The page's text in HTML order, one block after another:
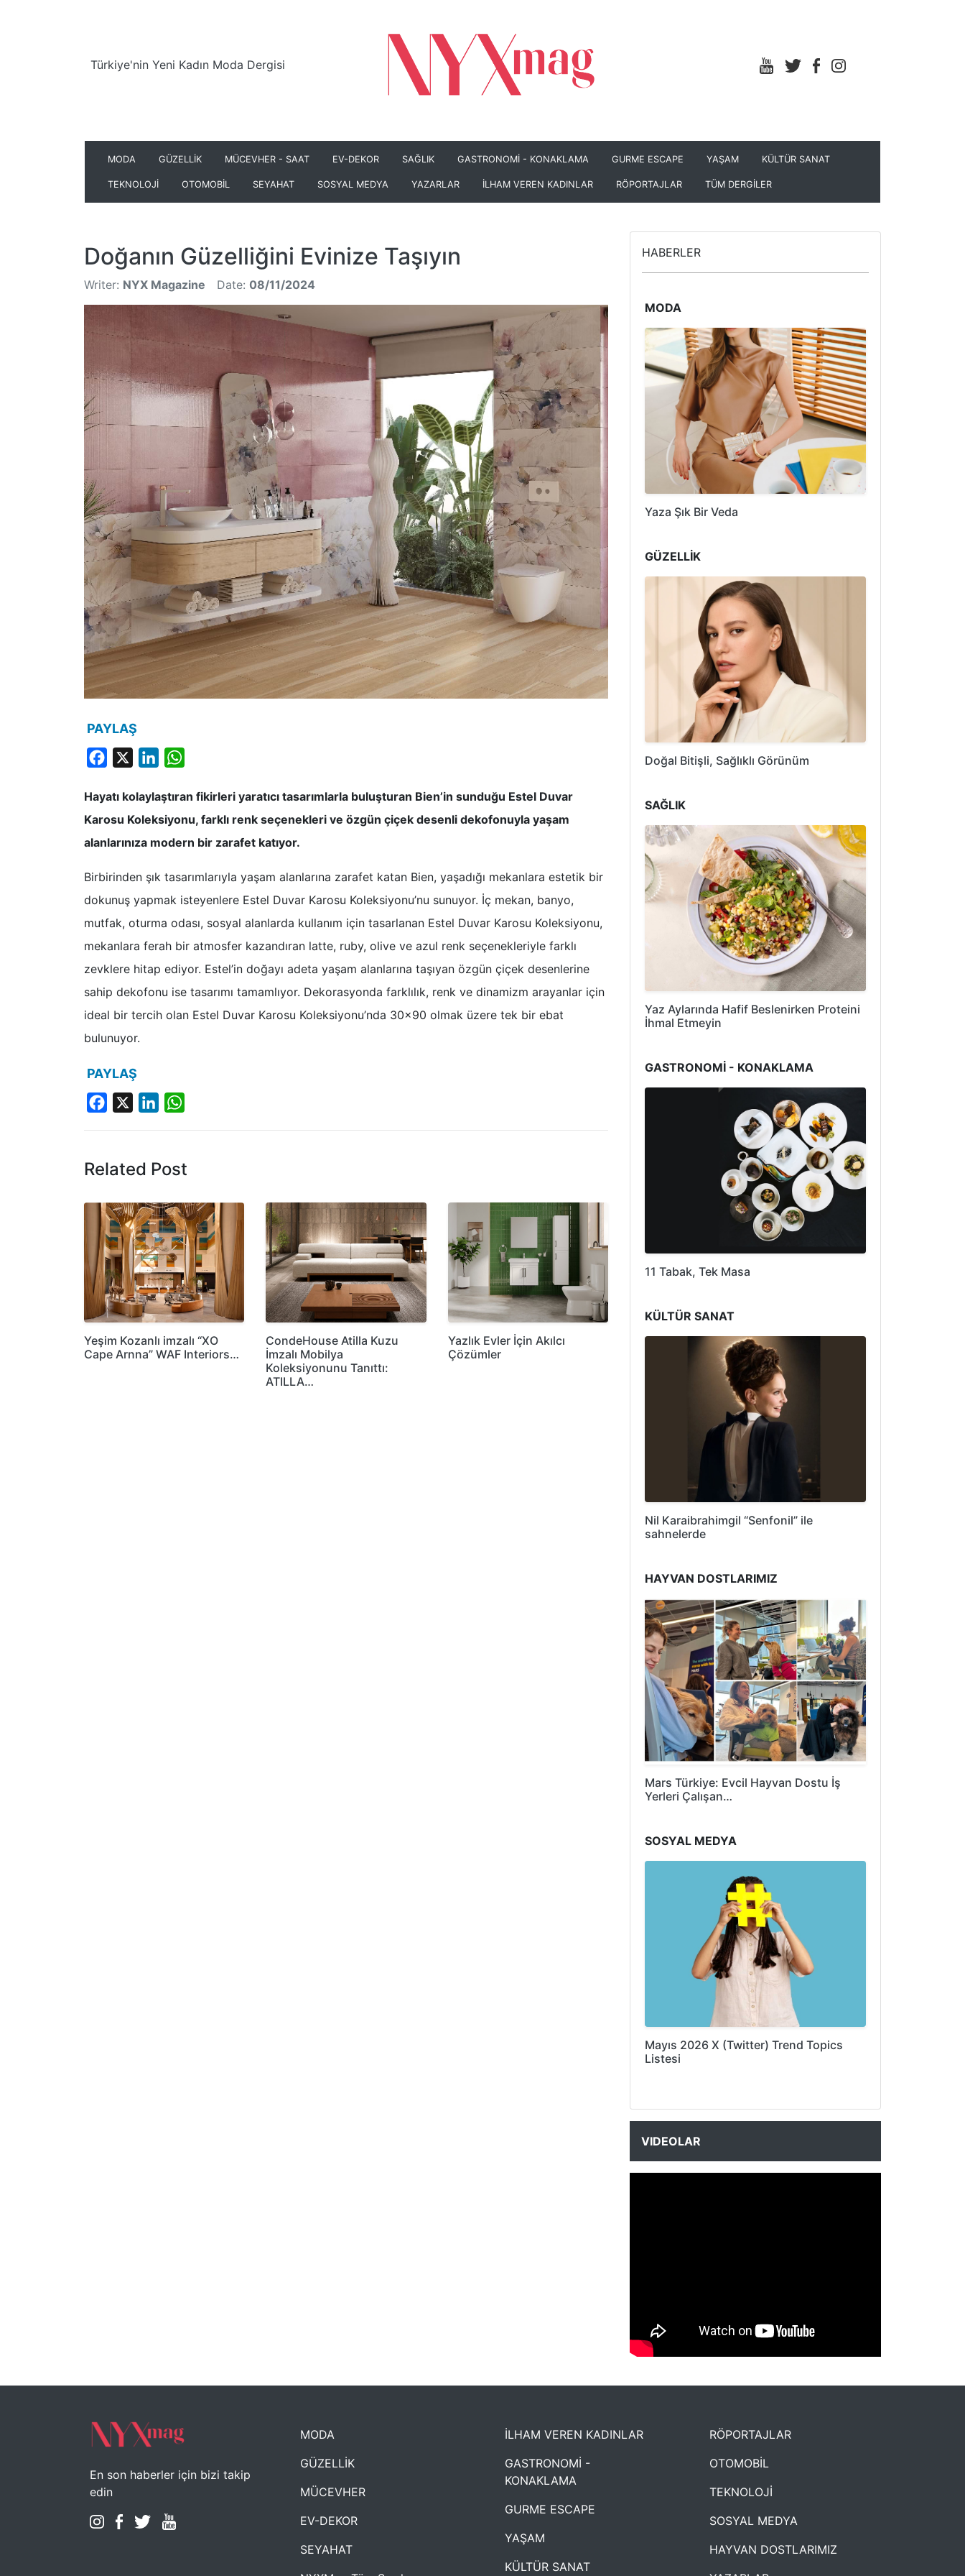
Türkiye'nin Yeni Kadın Moda Dergisi
MODA GÜZELLİK MÜCEVHER - SAAT EV-DEKOR SAĞLIK GASTRONOMİ - KONAKLAMA GURME ESCAPE YAŞAM KÜLTÜR SANAT
TEKNOLOJİ OTOMOBİL SEYAHAT SOSYAL MEDYA YAZARLAR İLHAM VEREN KADINLAR RÖPORTAJLAR TÜM DERGİLER
Doğanın Güzelliğini Evinize Taşıyın
Writer: NYX Magazine Date: 08/11/2024
PAYLAŞ
Facebook LinkedIn
Hayatı kolaylaştıran fikirleri yaratıcı tasarımlarla buluşturan Bien’in sunduğu Estel Duvar
Karosu Koleksiyonu, farklı renk seçenekleri ve özgün çiçek desenli dekofonuyla yaşam
alanlarınıza modern bir zarafet katıyor.
Birbirinden şık tasarımlarıyla yaşam alanlarına zarafet katan Bien, yaşadığı mekanlara estetik bir
dokunuş yapmak isteyenlere Estel Duvar Karosu Koleksiyonu’nu sunuyor. İç mekan, banyo,
mutfak, oturma odası, sosyal alanlarda kullanım için tasarlanan Estel Duvar Karosu Koleksiyonu,
mekanlara ferah bir atmosfer kazandıran latte, ruby, olive ve azul renk seçenekleriyle farklı
zevklere hitap ediyor. Estel’in doğayı adeta yaşam alanlarına taşıyan özgün çiçek desenlerine
sahip dekofonu ise tasarımı tamamlıyor. Dekorasyonda farklılık, renk ve dinamizm arayanlar için
ideal bir tercih olan Estel Duvar Karosu Koleksiyonu’nda 30×90 olmak üzere tek bir ebat
bulunuyor.
PAYLAŞ
Facebook LinkedIn
Related Post
Yeşim Kozanlı imzalı “XO
Cape Arnna” WAF Interiors…
CondeHouse Atilla Kuzu
İmzalı Mobilya
Koleksiyonunu Tanıttı:
ATILLA…
Yazlık Evler İçin Akılcı
Çözümler
HABERLER
MODA
Yaza Şık Bir Veda
GÜZELLİK
Doğal Bitişli, Sağlıklı Görünüm
SAĞLIK
Yaz Aylarında Hafif Beslenirken Proteini
İhmal Etmeyin
GASTRONOMİ - KONAKLAMA
11 Tabak, Tek Masa
KÜLTÜR SANAT
Nil Karaibrahimgil “Senfonil” ile
sahnelerde
HAYVAN DOSTLARIMIZ
Mars Türkiye: Evcil Hayvan Dostu İş
Yerleri Çalışan…
SOSYAL MEDYA
Mayıs 2026 X (Twitter) Trend Topics
Listesi
VIDEOLAR
NYXmag 2. Yaş Kutlama Etkinliği
En son haberler için bizi takip
edin
MODA
GÜZELLİK
MÜCEVHER
EV-DEKOR
SEYAHAT
İLHAM VEREN KADINLAR
GASTRONOMİ -
KONAKLAMA
GURME ESCAPE
YAŞAM
KÜLTÜR SANAT
RÖPORTAJLAR
OTOMOBİL
TEKNOLOJİ
SOSYAL MEDYA
HAYVAN DOSTLARIMIZ